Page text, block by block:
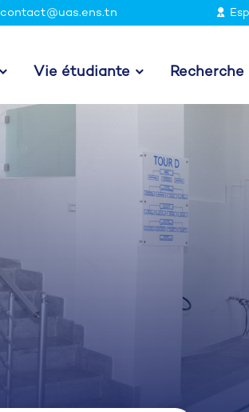
contact@uas.ens.tn
Vie étudiante Recherche